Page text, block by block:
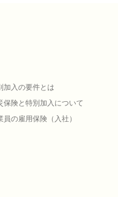
加入の要件とは
保険と特別加入について
員の雇用保険（入社）